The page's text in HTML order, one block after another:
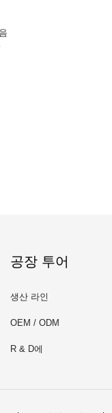
공장 투어
생산 라인
OEM / ODM
R & D에